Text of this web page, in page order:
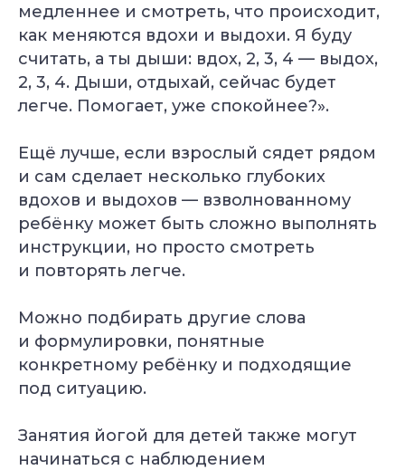
медленнее и смотреть, что происходит,
как меняются вдохи и выдохи. Я буду
считать, а ты дыши: вдох, 2, 3, 4 — выдох,
2, 3, 4. Дыши, отдыхай, сейчас будет
легче. Помогает, уже спокойнее?».
Ещё лучше, если взрослый сядет рядом
и сам сделает несколько глубоких
вдохов и выдохов — взволнованному
ребёнку может быть сложно выполнять
инструкции, но просто смотреть
и повторять легче.
Можно подбирать другие слова
и формулировки, понятные
конкретному ребёнку и подходящие
под ситуацию.
Занятия йогой для детей также могут
начинаться с наблюдением